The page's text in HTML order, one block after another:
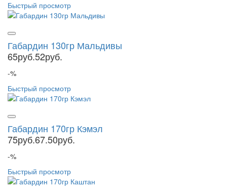
Быстрый просмотр
Габардин 130гр Мальдивы
65руб.52руб.
-%
Быстрый просмотр
Габардин 170гр Кэмэл
75руб.67.50руб.
-%
Быстрый просмотр